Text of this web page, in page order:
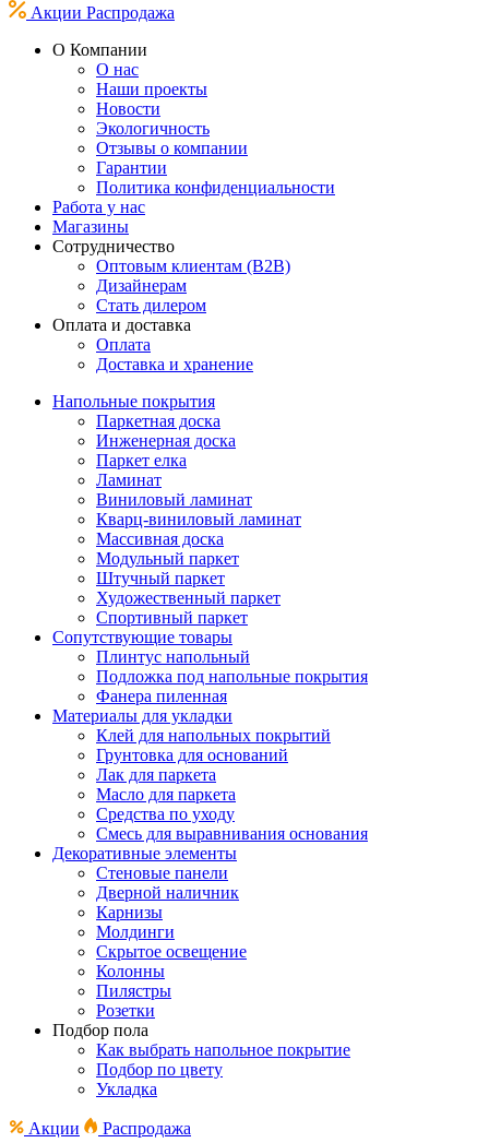
Акции Распродажа
О Компании
О нас
Наши проекты
Новости
Экологичность
Отзывы о компании
Гарантии
Политика конфиденциальности
Работа у нас
Магазины
Сотрудничество
Оптовым клиентам (В2В)
Дизайнерам
Стать дилером
Оплата и доставка
Оплата
Доставка и хранение
Напольные покрытия
Паркетная доска
Инженерная доска
Паркет елка
Ламинат
Виниловый ламинат
Кварц-виниловый ламинат
Массивная доска
Модульный паркет
Штучный паркет
Художественный паркет
Спортивный паркет
Сопутствующие товары
Плинтус напольный
Подложка под напольные покрытия
Фанера пиленная
Материалы для укладки
Клей для напольных покрытий
Грунтовка для оснований
Лак для паркета
Масло для паркета
Средства по уходу
Смесь для выравнивания основания
Декоративные элементы
Стеновые панели
Дверной наличник
Карнизы
Молдинги
Скрытое освещение
Колонны
Пилястры
Розетки
Подбор пола
Как выбрать напольное покрытие
Подбор по цвету
Укладка
Акции Распродажа